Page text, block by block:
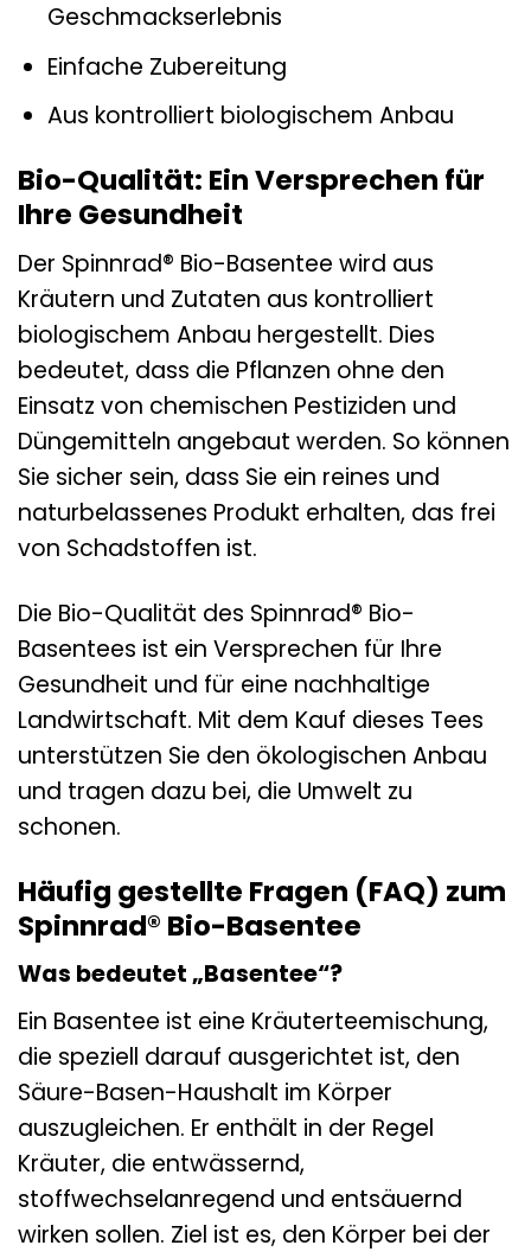
Geschmackserlebnis
Einfache Zubereitung
Aus kontrolliert biologischem Anbau
Bio-Qualität: Ein Versprechen für
Ihre Gesundheit
Der Spinnrad® Bio-Basentee wird aus
Kräutern und Zutaten aus kontrolliert
biologischem Anbau hergestellt. Dies
bedeutet, dass die Pflanzen ohne den
Einsatz von chemischen Pestiziden und
Düngemitteln angebaut werden. So können
Sie sicher sein, dass Sie ein reines und
naturbelassenes Produkt erhalten, das frei
von Schadstoffen ist.
Die Bio-Qualität des Spinnrad® Bio-
Basentees ist ein Versprechen für Ihre
Gesundheit und für eine nachhaltige
Landwirtschaft. Mit dem Kauf dieses Tees
unterstützen Sie den ökologischen Anbau
und tragen dazu bei, die Umwelt zu
schonen.
Häufig gestellte Fragen (FAQ) zum
Spinnrad® Bio-Basentee
Was bedeutet „Basentee“?
Ein Basentee ist eine Kräuterteemischung,
die speziell darauf ausgerichtet ist, den
Säure-Basen-Haushalt im Körper
auszugleichen. Er enthält in der Regel
Kräuter, die entwässernd,
stoffwechselanregend und entsäuernd
wirken sollen. Ziel ist es, den Körper bei der